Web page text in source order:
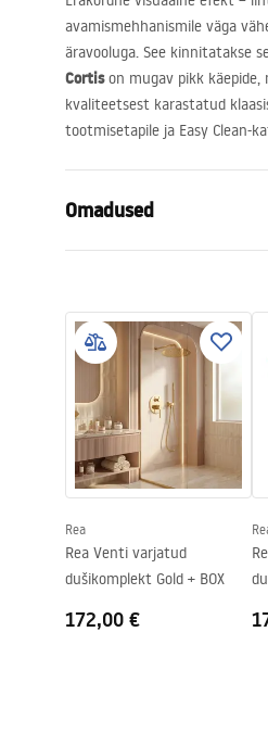
avamismehhanismile väga
äravooluga. See kinnitatakse
Cortison mugav pikk käepide,
kvaliteetsest karastatud
tootmisetapile ja Easy Clean-
Omadused
Kabiini tüüp
Klaasi värvus
Avamismeetod
Seria
Kõrgus (mm)
Garantii
Rea
Rea Venti varjatud
dušikomplekt Gold + BOX
172,00 €